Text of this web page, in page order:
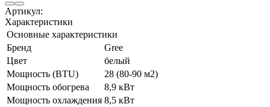
Артикул:
Характеристики
Основные характеристики
Бренд
Gree
Цвет
белый
Мощность (BTU)
28 (80-90 м2)
Мощность обогрева
8,9 кВт
Мощность охлаждения 8,5 кВт